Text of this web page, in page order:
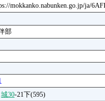
mokkanko.nabunken.go.jp/ja/
部
城30-21下(595)